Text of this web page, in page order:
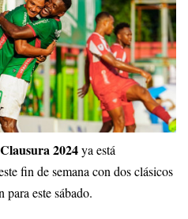
2024ya está
fin de semana con dos clásicos
para este sábado.